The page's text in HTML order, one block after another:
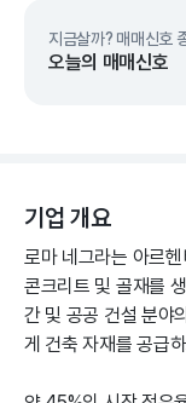
지금살까? 매매신호
오늘의 매매신호
기업 개요
로마 네그라는 아르
콘크리트 및 골재를
간 및 공공 건설 분야
게 건축 자재를 공급